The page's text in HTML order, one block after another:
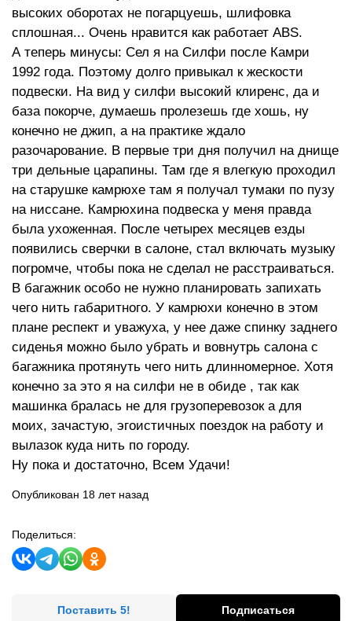
высоких оборотах не погарцуешь, шлифовка
сплошная... Очень нравится как работает ABS.
А теперь минусы: Сел я на Силфи после Камри
1992 года. Поэтому долго привыкал к жескости
подвески. На вид у силфи высокий клиренс, да и
база покорче, думаешь пролезешь где хошь, ну
конечно не джип, а на практике ждало
разочарование. В первые три дня получил на днище
три дельные царапины. Там где я влегкую проходил
на старушке камрюхе там я получал тумаки по пузу
на ниссане. Камрюхина подвеска у меня правда
была ухоженная. После четырех месяцев езды
появились сверчки в салоне, стал включать музыку
погромче, чтобы пока не сделал не расстраиваться.
В багажник особо не нужно планировать запихать
чего нить габаритного. У камрюхи конечно в этом
плане респект и уважуха, у нее даже спинку заднего
сиденья можно было убрать и вовнутрь салона с
багажника протянуть чего нить длинномерное. Хотя
конечно за это я на силфи не в обиде , так как
машинка бралась не для грузоперевозок а для
моих, зачастую, эгоистичных поездок на работу и
вылазок куда нить по городу.
Ну пока и достаточно, Всем Удачи!
Опубликован 18 лет назад
Поделиться:
Поставить 5! Подписаться